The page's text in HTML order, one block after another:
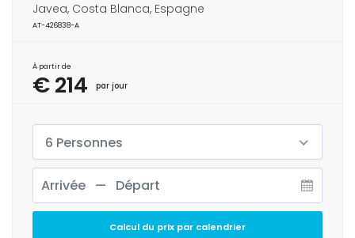
Javea, Costa Blanca, Espagne
AT-426838-A
À partir de
€ 214 par jour
6 Personnes
Calcul du prix par calendrier